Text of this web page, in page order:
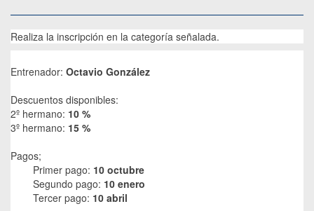
Realiza la inscripción en la categoría señalada.
Entrenador: Octavio González
Descuentos disponibles:
2º hermano: 10 %
3º hermano: 15 %
Pagos;
Primer pago: 10 octubre
Segundo pago: 10 enero
Tercer pago: 10 abril